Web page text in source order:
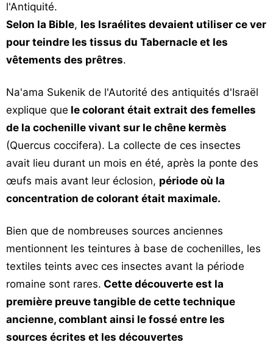
l'Antiquité.
Selon la Bible, les Israélites devaient utiliser ce ver
pour teindre les tissus du Tabernacle et les
vêtements des prêtres.
Na'ama Sukenik de l'Autorité des antiquités d'Israël
explique que le colorant était extrait des femelles
de la cochenille vivant sur le chêne kermès
(Quercus coccifera). La collecte de ces insectes
avait lieu durant un mois en été, après la ponte des
œufs mais avant leur éclosion, période où la
concentration de colorant était maximale.
Bien que de nombreuses sources anciennes
mentionnent les teintures à base de cochenilles, les
textiles teints avec ces insectes avant la période
romaine sont rares. Cette découverte est la
première preuve tangible de cette technique
ancienne, comblant ainsi le fossé entre les
sources écrites et les découvertes